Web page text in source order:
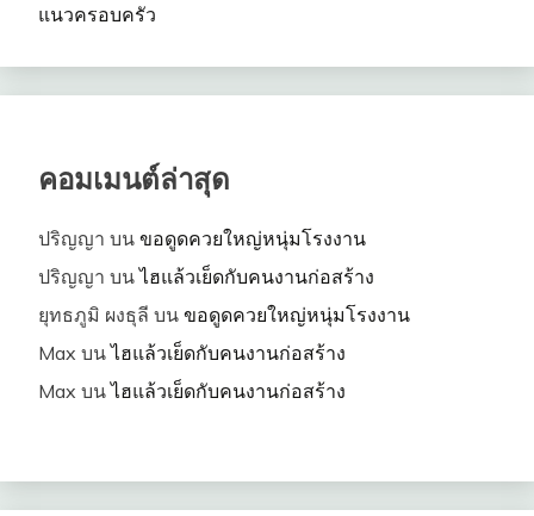
แนวครอบครัว
คอมเมนต์ล่าสุด
ปริญญา บน ขอดูดควยใหญ่หนุ่มโรงงาน
ปริญญา บนไฮแล้วเย็ดกับคนงานก่อสร้าง
ยุทธภูมิ ผงธุลี บน ขอดูดควยใหญ่หนุ่มโรงงาน
Max บนไฮแล้วเย็ดกับคนงานก่อสร้าง
Max บนไฮแล้วเย็ดกับคนงานก่อสร้าง